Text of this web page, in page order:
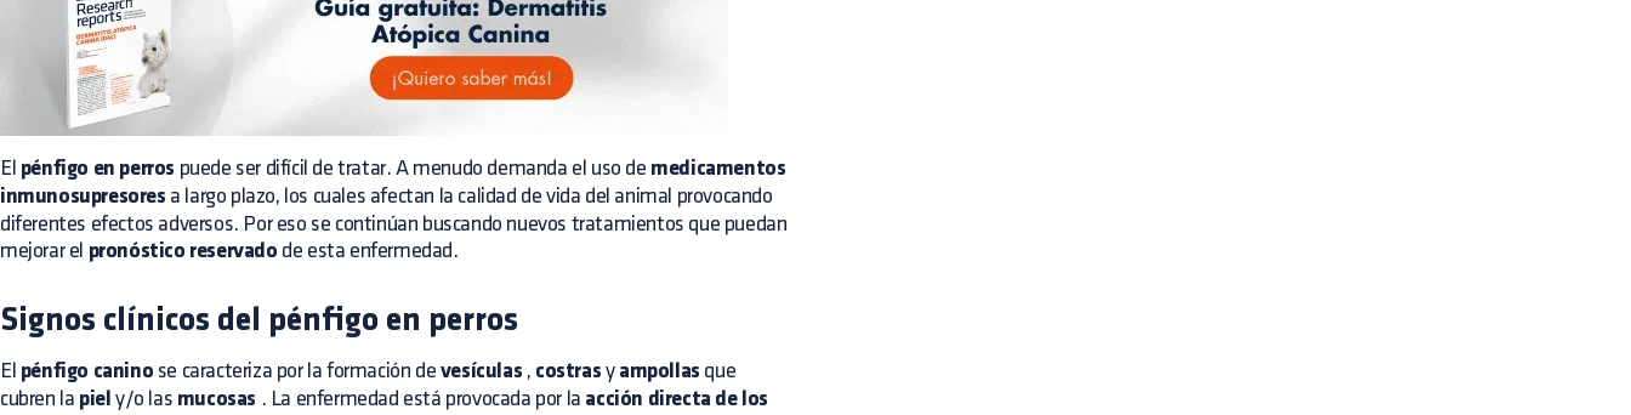
El pénfigo en perros puede ser difícil de tratar. A menudo demanda el uso de medicamentos
inmunosupresores a largo plazo, los cuales afectan la calidad de vida del animal provocando
diferentes efectos adversos. Por eso se continúan buscando nuevos tratamientos que puedan
mejorar el pronóstico reservado de esta enfermedad.
Signos clínicos del pénfigo en perros
El pénfigo canino se caracteriza por la formación de vesículas , costras y ampollas que
cubren la piel y/o las mucosas . La enfermedad está provocada por la acción directa de los